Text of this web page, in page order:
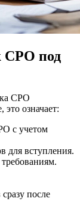
СРО под
СРО
означает:
с учетом
для вступления.
после